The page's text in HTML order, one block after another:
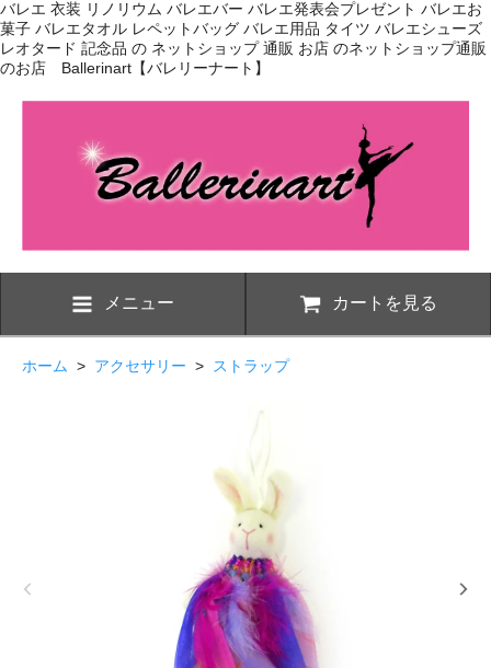
バレエ 衣装 リノリウム バレエバー バレエ発表会プレゼント バレエお
菓子 バレエタオル レペットバッグ バレエ用品 タイツ バレエシューズ
レオタード 記念品 の ネットショップ 通販 お店 のネットショップ通販
のお店 Ballerinart【バレリーナート】
メニュー カートを見る
ホーム > アクセサリー > ストラップ